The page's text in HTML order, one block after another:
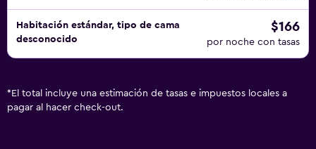
Habitación estándar, tipo de cama
desconocido
$166
por noche con tasas
* El total incluye una estimación de tasas e impuestos locales a
pagar al hacer check-out.